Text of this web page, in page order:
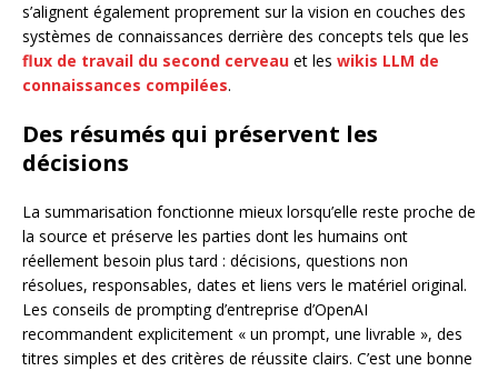
s’alignent également proprement sur la vision en couches des
systèmes de connaissances derrière des concepts tels que les
flux de travail du second cerveau et les wikis LLM de
connaissances compilées.
Des résumés qui préservent les
décisions
La summarisation fonctionne mieux lorsqu’elle reste proche de
la source et préserve les parties dont les humains ont
réellement besoin plus tard : décisions, questions non
résolues, responsables, dates et liens vers le matériel original.
Les conseils de prompting d’entreprise d’OpenAI
recommandent explicitement « un prompt, une livrable », des
titres simples et des critères de réussite clairs. C’est une bonne